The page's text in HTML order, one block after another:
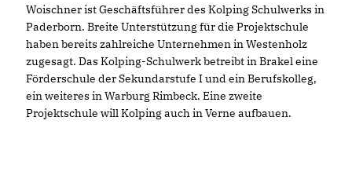
Woischner ist Geschäftsführer des Kolping Schulwerks in
Paderborn. Breite Unterstützung für die Projektschule
haben bereits zahlreiche Unternehmen in Westenholz
zugesagt. Das Kolping-Schulwerk betreibt in Brakel eine
Förderschule der Sekundarstufe I und ein Berufskolleg,
ein weiteres in Warburg Rimbeck. Eine zweite
Projektschule will Kolping auch in Verne aufbauen.